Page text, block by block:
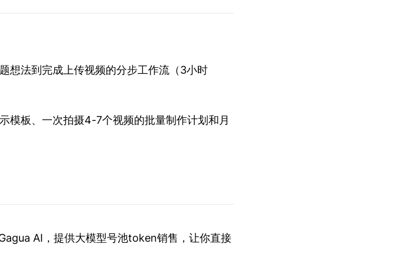
想法到完成上传视频的分步工作流（3小时
模板、一次拍摄4-7个视频的批量制作计划和月
AI，提供大模型号池token销售，让你直接